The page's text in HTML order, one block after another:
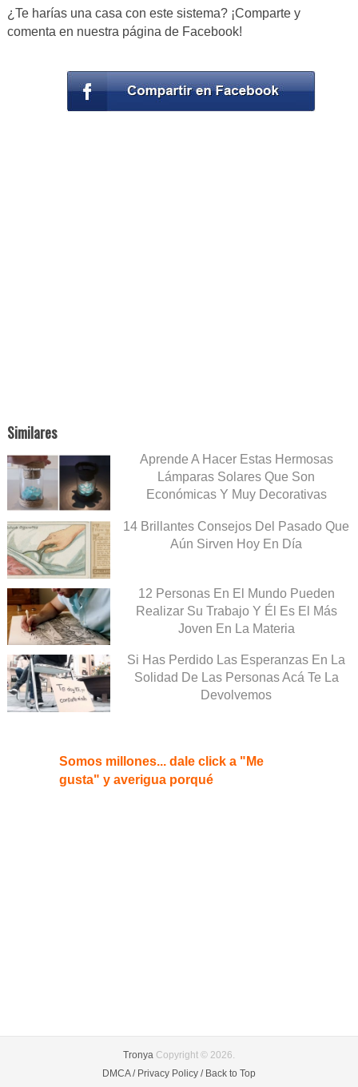
¿Te harías una casa con este sistema? ¡Comparte y
comenta en nuestra página de Facebook!
Similares
Aprende A Hacer Estas Hermosas
Lámparas Solares Que Son
Económicas Y Muy Decorativas
14 Brillantes Consejos Del Pasado Que
Aún Sirven Hoy En Día
12 Personas En El Mundo Pueden
Realizar Su Trabajo Y Él Es El Más
Joven En La Materia
Si Has Perdido Las Esperanzas En La
Solidad De Las Personas Acá Te La
Devolvemos
Somos millones... dale click a "Me
gusta" y averigua porqué
TronyaCopyright © 2026.
DMCA / Privacy Policy / Back to Top